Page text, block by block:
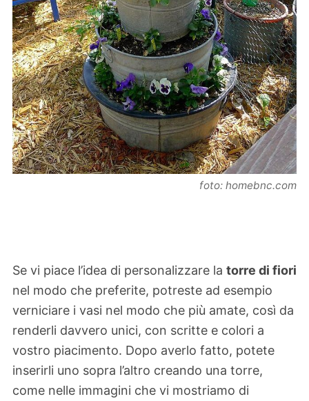
foto: homebnc.com
Se vi piace l’idea di personalizzare la torre di fiori
nel modo che preferite, potreste ad esempio
verniciare i vasi nel modo che più amate, così da
renderli davvero unici, con scritte e colori a
vostro piacimento. Dopo averlo fatto, potete
inserirli uno sopra l’altro creando una torre,
come nelle immagini che vi mostriamo di